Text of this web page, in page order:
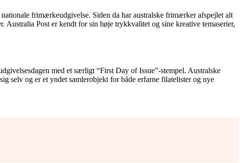
nationale frimærkeudgivelse. Siden da har australske frimærker afspejlet alt
Post er kendt for sin høje trykkvalitet og sine kreative temaserier,
med et særligt “First Day of Issue”-stempel. Australske
selv og er et yndet samlerobjekt for både erfarne filatelister og nye